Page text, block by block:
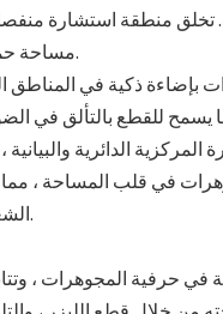
منطقة استشارة
مساحة حميمة للعملاء الراقيين ، مما يعزز تجربة التسوق.
في قلب المساحة ، مما
الشعور الاحتفالي بأفضل حالات عرض المجوهرات.